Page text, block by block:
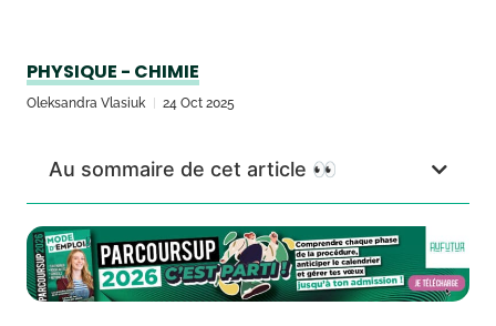
PHYSIQUE - CHIMIE
Oleksandra Vlasiuk 24 Oct 2025
Au sommaire de cet article 👀